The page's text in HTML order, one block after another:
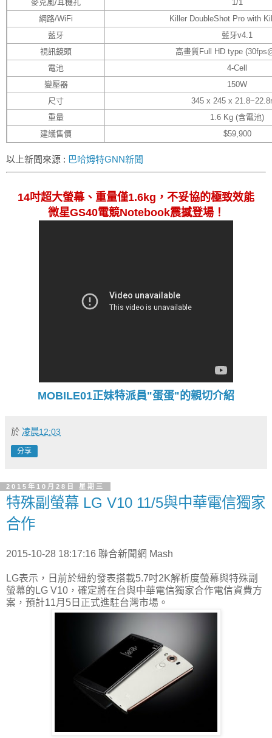
麥克風/耳機孔
1/1
網路/WiFi
Killer DoubleShot Pro with
藍牙
藍牙v4.1
視訊鏡頭
高畫質Full HD type
電池
4-Cell
變壓器
150W
尺寸
345 x 245 x
重量
1.6 Kg (含電池)
建議售價
$59,900
以上新聞來源 : 巴哈姆特GNN新聞
14吋超大螢幕、重量僅1.6kg，不妥協的極致效能
微星GS40電競Notebook震撼登場！
MOBILE01正妹特派員"蛋蛋"的親切介紹
於 凌晨12:03
分享
2015年10月28日 星期三
特殊副螢幕 LG V10 11/5與中華電信獨家
合作
2015-10-28 18:17:16 聯合新聞網 Mash
LG表示，日前於紐約發表搭載5.7吋2K解析度螢幕與特殊副
螢幕的LG V10，確定將在台與中華電信獨家合作電信資費方
案，預計11月5日正式進駐台灣市場。